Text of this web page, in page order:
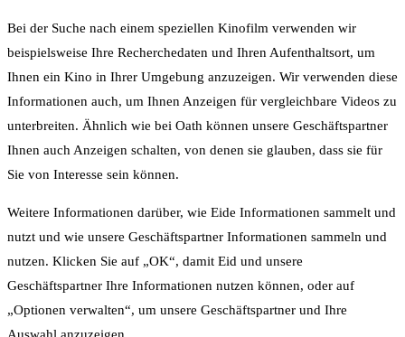
Bei der Suche nach einem speziellen Kinofilm verwenden wir
beispielsweise Ihre Recherchedaten und Ihren Aufenthaltsort, um
Ihnen ein Kino in Ihrer Umgebung anzuzeigen. Wir verwenden diese
Informationen auch, um Ihnen Anzeigen für vergleichbare Videos zu
unterbreiten. Ähnlich wie bei Oath können unsere Geschäftspartner
Ihnen auch Anzeigen schalten, von denen sie glauben, dass sie für
Sie von Interesse sein können.
Weitere Informationen darüber, wie Eide Informationen sammelt und
nutzt und wie unsere Geschäftspartner Informationen sammeln und
nutzen. Klicken Sie auf „OK“, damit Eid und unsere
Geschäftspartner Ihre Informationen nutzen können, oder auf
„Optionen verwalten“, um unsere Geschäftspartner und Ihre